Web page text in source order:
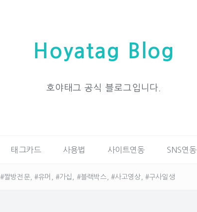
Hoyatag Blog
호야태그 공식 블로그입니다.
태그카드 사용법 사이트연동 SNS연동
짤방전문, #유머, #가십, #블랙박스, #사고영상, #구사일생